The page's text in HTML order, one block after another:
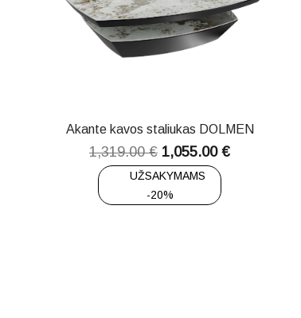
Akante kavos staliukas DOLMEN
1,319.00€ 1,055.00 €
UŽSAKYMAMS
-20%